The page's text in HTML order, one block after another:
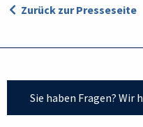
Zurück zur Presseseite
Sie haben Fragen? Wir